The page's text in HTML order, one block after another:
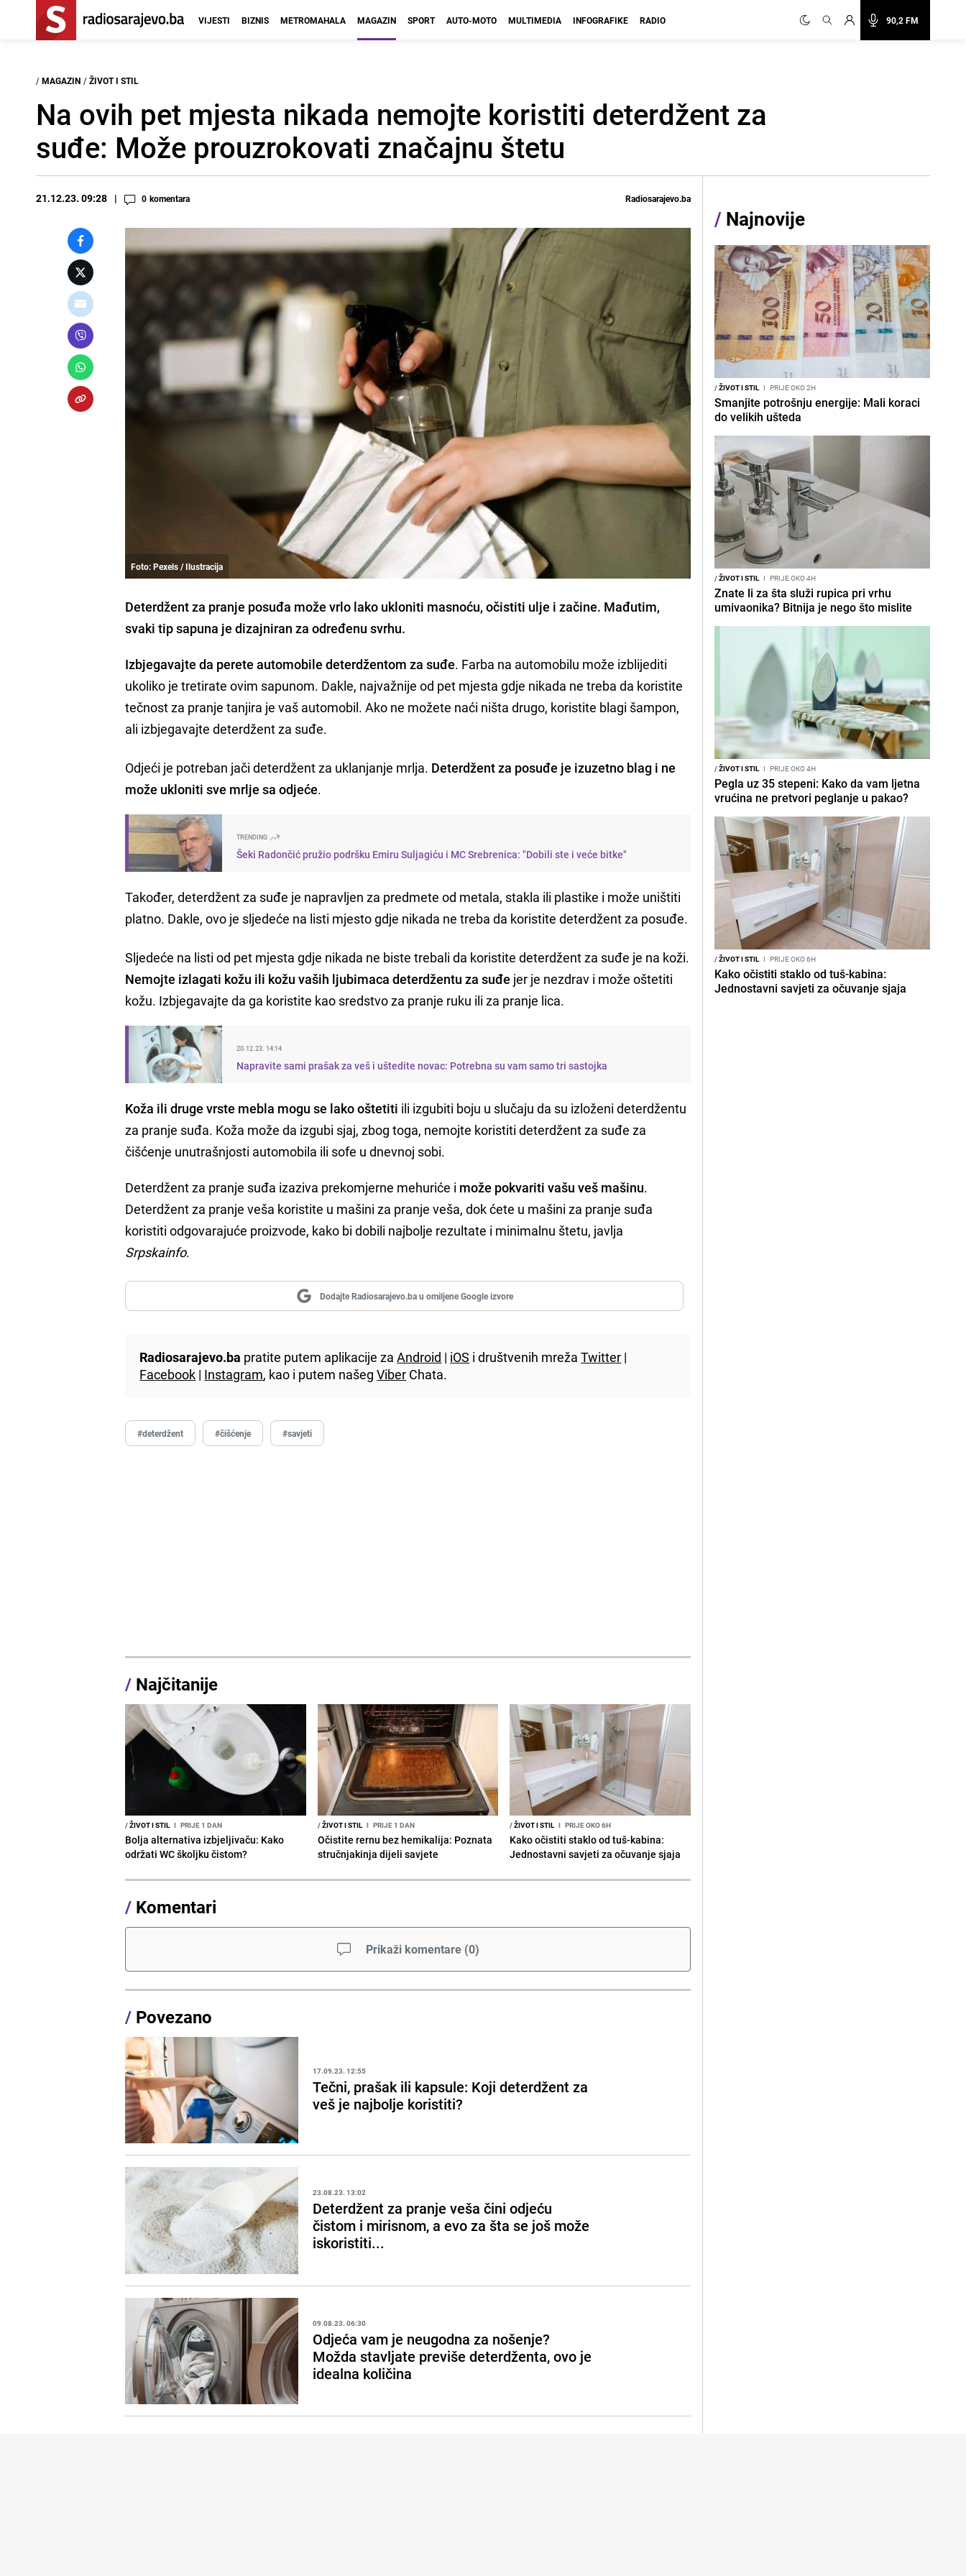
90,2 FM
VIJESTI BIZNIS METROMAHALA MAGAZIN SPORT AUTO-MOTO MULTIMEDIA INFOGRAFIKE RADIO
/ MAGAZIN / ŽIVOT I STIL
Na ovih pet mjesta nikada nemojte koristiti deterdžent za
suđe: Može prouzrokovati značajnu štetu
21.12.23. 09:28 0 komentara Radiosarajevo.ba
Foto: Pexels / Ilustracija
Deterdžent za pranje posuđa može vrlo lako ukloniti masnoću, očistiti ulje i začine. Mađutim,
svaki tip sapuna je dizajniran za određenu svrhu.
Izbjegavajte da perete automobile deterdžentom za suđe. Farba na automobilu može izblijediti
ukoliko je tretirate ovim sapunom. Dakle, najvažnije od pet mjesta gdje nikada ne treba da koristite
tečnost za pranje tanjira je vaš automobil. Ako ne možete naći ništa drugo, koristite blagi šampon,
ali izbjegavajte deterdžent za suđe.
Odjeći je potreban jači deterdžent za uklanjanje mrlja. Deterdžent za posuđe je izuzetno blag i ne
može ukloniti sve mrlje sa odjeće.
TRENDING
Šeki Radončić pružio podršku Emiru Suljagiću i MC Srebrenica: "Dobili ste i veće bitke"
Također, deterdžent za suđe je napravljen za predmete od metala, stakla ili plastike i može uništiti
platno. Dakle, ovo je sljedeće na listi mjesto gdje nikada ne treba da koristite deterdžent za posuđe.
Sljedeće na listi od pet mjesta gdje nikada ne biste trebali da koristite deterdžent za suđe je na koži.
Nemojte izlagati kožu ili kožu vaših ljubimaca deterdžentu za suđe jer je nezdrav i može oštetiti
kožu. Izbjegavajte da ga koristite kao sredstvo za pranje ruku ili za pranje lica.
20.12.23. 14:14
Napravite sami prašak za veš i uštedite novac: Potrebna su vam samo tri sastojka
Koža ili druge vrste mebla mogu se lako oštetiti ili izgubiti boju u slučaju da su izloženi deterdžentu
za pranje suđa. Koža može da izgubi sjaj, zbog toga, nemojte koristiti deterdžent za suđe za
čišćenje unutrašnjosti automobila ili sofe u dnevnoj sobi.
Deterdžent za pranje suđa izaziva prekomjerne mehuriće i može pokvariti vašu veš mašinu.
Deterdžent za pranje veša koristite u mašini za pranje veša, dok ćete u mašini za pranje suđa
koristiti odgovarajuće proizvode, kako bi dobili najbolje rezultate i minimalnu štetu, javlja
Srpskainfo.
Dodajte Radiosarajevo.ba u omiljene Google izvore
Radiosarajevo.ba pratite putem aplikacije zaAndroid | iOS i društvenih mrežaTwitter |
Facebook | Instagram, kao i putem našegViber Chata.
#deterdžent #čišćenje #savjeti
/ Najčitanije
/ŽIVOT I STIL I PRIJE 1 DAN
Bolja alternativa izbjeljivaču: Kako
održati WC školjku čistom?
/ŽIVOT I STIL I PRIJE 1 DAN
Očistite rernu bez hemikalija: Poznata
stručnjakinja dijeli savjete
/ŽIVOT I STIL I PRIJE OKO 6H
Kako očistiti staklo od tuš-kabina:
Jednostavni savjeti za očuvanje sjaja
/ Komentari
Prikaži komentare (0)
/ Povezano
17.09.23. 12:55
Tečni, prašak ili kapsule: Koji deterdžent za
veš je najbolje koristiti?
23.08.23. 13:02
Deterdžent za pranje veša čini odjeću
čistom i mirisnom, a evo za šta se još može
iskoristiti...
09.08.23. 06:30
Odjeća vam je neugodna za nošenje?
Možda stavljate previše deterdženta, ovo je
idealna količina
/ Najnovije
/ŽIVOT I STIL I PRIJE OKO 2H
Smanjite potrošnju energije: Mali koraci
do velikih ušteda
/ŽIVOT I STIL I PRIJE OKO 4H
Znate li za šta služi rupica pri vrhu
umivaonika? Bitnija je nego što mislite
/ŽIVOT I STIL I PRIJE OKO 4H
Pegla uz 35 stepeni: Kako da vam ljetna
vrućina ne pretvori peglanje u pakao?
/ŽIVOT I STIL I PRIJE OKO 6H
Kako očistiti staklo od tuš-kabina:
Jednostavni savjeti za očuvanje sjaja